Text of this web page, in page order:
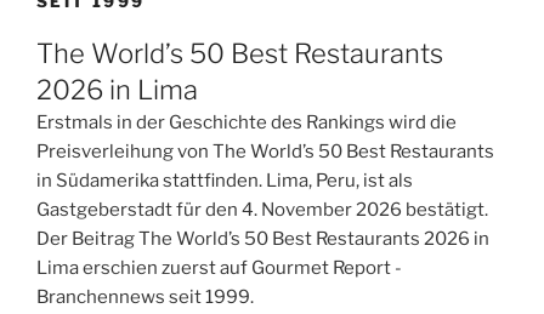
The World’s 50 Best Restaurants
2026 in Lima
Erstmals in der Geschichte des Rankings wird die
Preisverleihung von The World’s 50 Best Restaurants
in Südamerika stattfinden. Lima, Peru, ist als
Gastgeberstadt für den 4. November 2026 bestätigt.
Der Beitrag The World’s 50 Best Restaurants 2026 in
Lima erschien zuerst auf Gourmet Report -
Branchennews seit 1999.